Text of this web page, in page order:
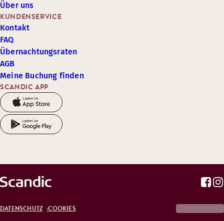
SCANDIC APP
KUNDENSERVICE
Kontakt
FAQ
Übernachtungsraten
AGB
Meine Buchung finden
Über uns
DATENSCHUTZ COOKIES